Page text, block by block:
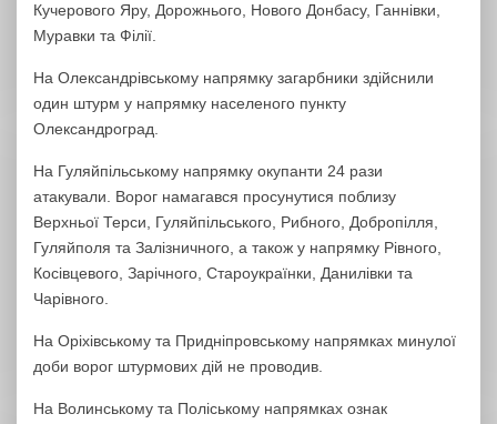
Кучерового Яру, Дорожнього, Нового Донбасу, Ганнівки,
Муравки та Філії.
На Олександрівському напрямку загарбники здійснили
один штурм у напрямку населеного пункту
Олександроград.
На Гуляйпільському напрямку окупанти 24 рази
атакували. Ворог намагався просунутися поблизу
Верхньої Терси, Гуляйпільського, Рибного, Добропілля,
Гуляйполя та Залізничного, а також у напрямку Рівного,
Косівцевого, Зарічного, Староукраїнки, Данилівки та
Чарівного.
На Оріхівському та Придніпровському напрямках минулої
доби ворог штурмових дій не проводив.
На Волинському та Поліському напрямках ознак